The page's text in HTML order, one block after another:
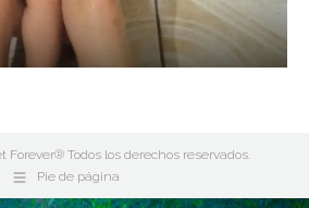
Forever® Todos los derechos reservados.
Pie de página